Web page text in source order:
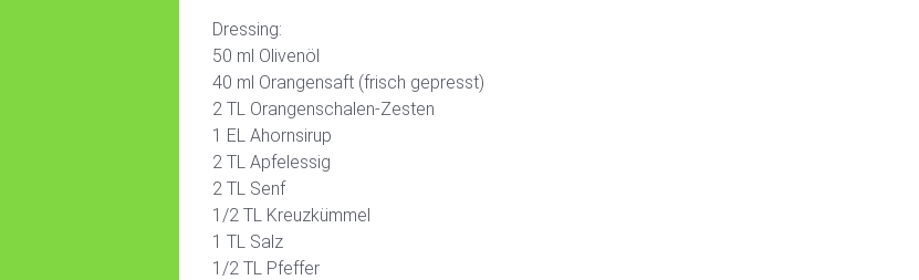
Dressing:
50 ml Olivenöl
40 ml Orangensaft (frisch gepresst)
2 TL Orangenschalen-Zesten
1 EL Ahornsirup
2 TL Apfelessig
2 TL Senf
1/2 TL Kreuzkümmel
1 TL Salz
1/2 TL Pfeffer